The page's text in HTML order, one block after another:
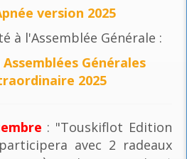
version 2025
à l'Assemblée Générale :
Générales
2025
: "Touskiflot Edition
avec 2 radeaux